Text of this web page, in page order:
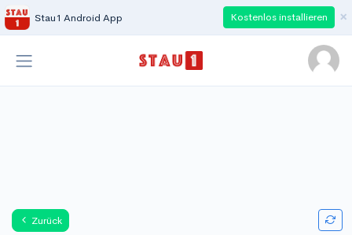
Stau1 Android App Kostenlos installieren ×
Zurück